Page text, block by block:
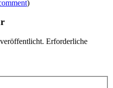
)
Erforderliche